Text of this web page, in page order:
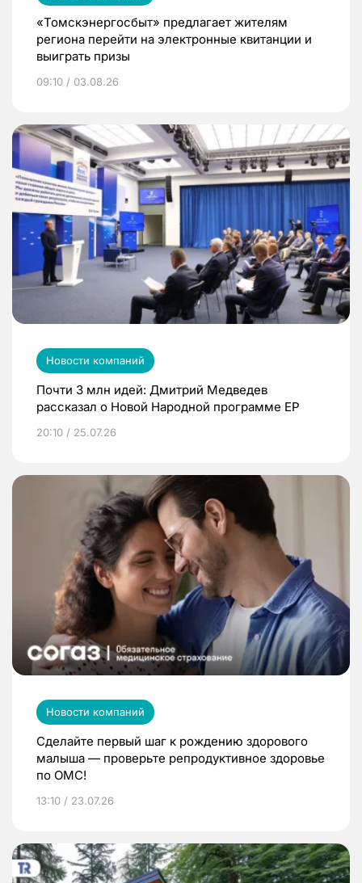
«Томскэнергосбыт» предлагает жителям
региона перейти на электронные квитанции и
выиграть призы
09:10 / 03.08.26
Новости компаний
Почти 3 млн идей: Дмитрий Медведев
рассказал о Новой Народной программе ЕР
20:10 / 25.07.26
Новости компаний
Сделайте первый шаг к рождению здорового
малыша — проверьте репродуктивное здоровье
по ОМС!
13:10 / 23.07.26